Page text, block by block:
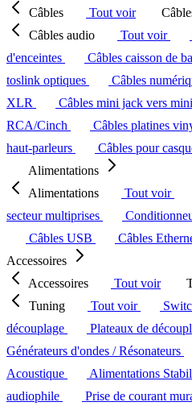
Câbles
Tout voir
Câbles audio
Tout voir
d'enceintes
Câbles caisson de
toslink optiques
Câbles
XLR
Câbles mini jack vers
RCA/Cinch
Câbles platines
haut-parleurs
Câbles pour
Alimentations
Alimentations
Tout voir
secteur multiprises
Câbles USB
Câbles
Accessoires
Accessoires
Tout voir
Tuning
Tout voir
découplage
Plateaux de
Générateurs d'ondes / Résonateurs
Acoustique
Alimentations
audiophile
Prise de courant